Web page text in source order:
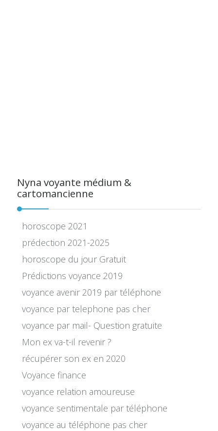
Nyna voyante médium &
cartomancienne
horoscope 2021
prédection 2021-2025
horoscope du jour Gratuit
Prédictions voyance 2019
voyance avenir 2019 par téléphone
voyance par telephone pas cher
voyance par mail- Question gratuite
Mon ex va-t-il revenir ?
récupérer son ex en 2020
Voyance finance
voyance relation amoureuse
voyance sentimentale par téléphone
voyance au téléphone pas cher